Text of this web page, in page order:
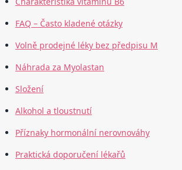
FAQ – Často kladené otázky
Volně prodejné léky bez předpisu M
Náhrada za Myolastan
Složení
Alkohol a tloustnutí
Příznaky hormonální nerovnováhy
Praktická doporučení lékařů